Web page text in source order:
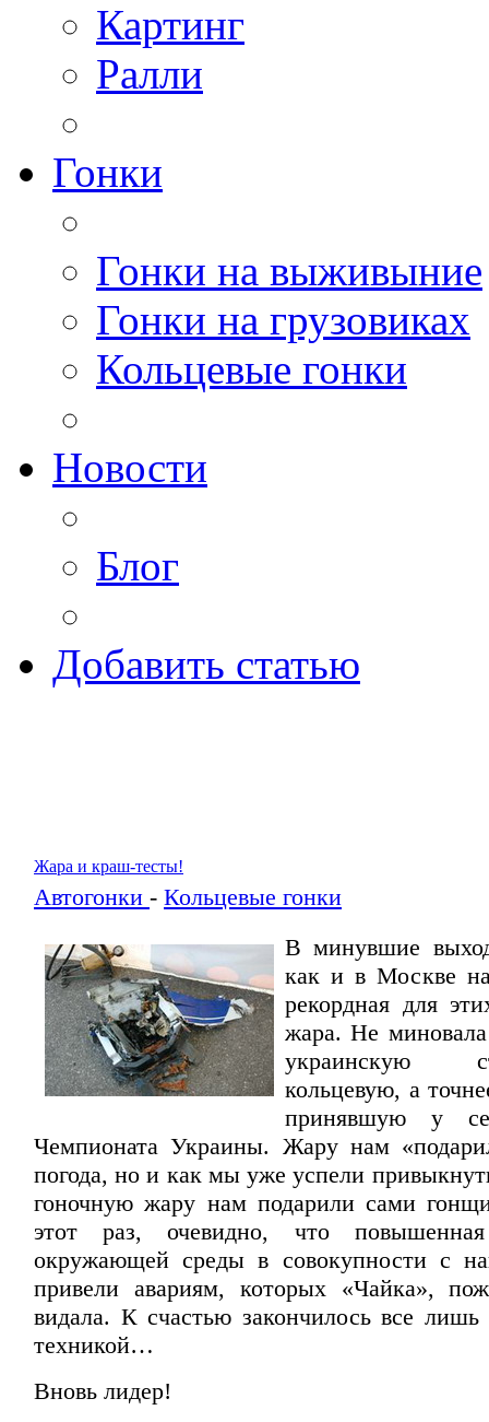
Картинг
Ралли
Гонки
Гонки на выживыние
Гонки на грузовиках
Кольцевые гонки
Новости
Блог
Добавить статью
Жара и краш-тесты!
Автогонки - Кольцевые гонки
В минувшие
как и в Москве
рекордная для
жара. Не
украинскую
кольцевую, а
принявшую у
Чемпионата Украины. Жару нам
погода, но и как мы уже успели
гоночную жару нам подарили сами
этот раз, очевидно, что повышенная
окружающей среды в совокупности с
привели авариям, которых «Чайка»,
видала. К счастью закончилось все лишь
техникой…
Вновь лидер!